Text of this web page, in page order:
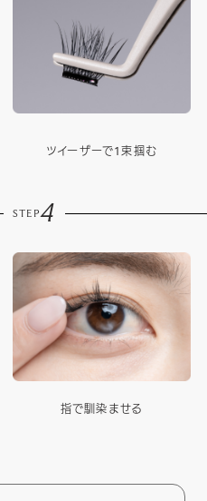
ツイーザーで1束掴む
STEP4
指で馴染ませる